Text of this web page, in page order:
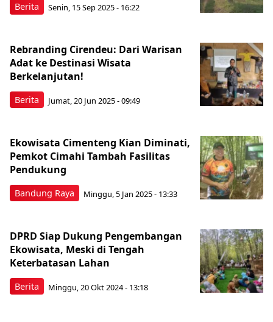
Berita Senin, 15 Sep 2025 - 16:22
Berita
Rebranding Cirendeu: Dari Warisan
Adat ke Destinasi Wisata
Berkelanjutan!
Jumat, 20 Jun 2025 - 09:49
Bandung Raya
Ekowisata Cimenteng Kian Diminati,
Pemkot Cimahi Tambah Fasilitas
Pendukung
Minggu, 5 Jan 2025 - 13:33
Berita
DPRD Siap Dukung Pengembangan
Ekowisata, Meski di Tengah
Keterbatasan Lahan
Minggu, 20 Okt 2024 - 13:18